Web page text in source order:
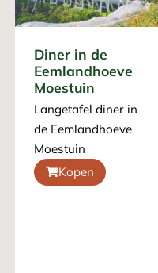
Diner in de
Eemlandhoeve
Moestuin
Langetafel diner in
de Eemlandhoeve
Moestuin
Kopen